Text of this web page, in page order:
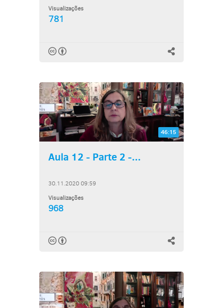
Visualizações
781
46:15
Aula 12 - Parte 2 -...
30.11.2020 09:59
Visualizações
968